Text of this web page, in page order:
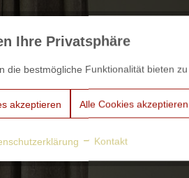
Ihre Privatsphäre
die bestmögliche Funktionalität bieten
akzeptieren Alle Cookies akzeptieren
Kontakt